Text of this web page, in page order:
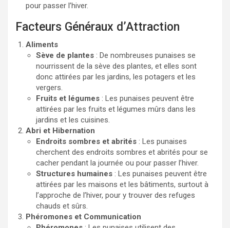
pour passer l’hiver.
Facteurs Généraux d’Attraction
Aliments
Sève de plantes : De nombreuses punaises se
nourrissent de la sève des plantes, et elles sont
donc attirées par les jardins, les potagers et les
vergers.
Fruits et légumes : Les punaises peuvent être
attirées par les fruits et légumes mûrs dans les
jardins et les cuisines.
Abri et Hibernation
Endroits sombres et abrités : Les punaises
cherchent des endroits sombres et abrités pour se
cacher pendant la journée ou pour passer l’hiver.
Structures humaines : Les punaises peuvent être
attirées par les maisons et les bâtiments, surtout à
l’approche de l’hiver, pour y trouver des refuges
chauds et sûrs.
Phéromones et Communication